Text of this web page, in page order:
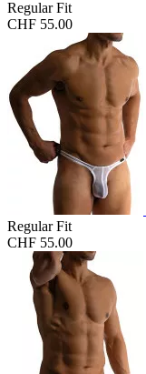
Regular Fit
CHF 55.00
Regular Fit
CHF 55.00